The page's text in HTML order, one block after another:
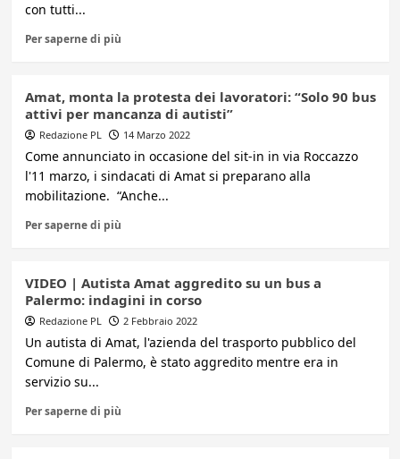
con tutti...
Per saperne di più
Amat, monta la protesta dei lavoratori: “Solo 90 bus
attivi per mancanza di autisti”
Redazione PL 14 Marzo 2022
Come annunciato in occasione del sit-in in via Roccazzo
l'11 marzo, i sindacati di Amat si preparano alla
mobilitazione. “Anche...
Per saperne di più
VIDEO | Autista Amat aggredito su un bus a
Palermo: indagini in corso
Redazione PL 2 Febbraio 2022
Un autista di Amat, l'azienda del trasporto pubblico del
Comune di Palermo, è stato aggredito mentre era in
servizio su...
Per saperne di più